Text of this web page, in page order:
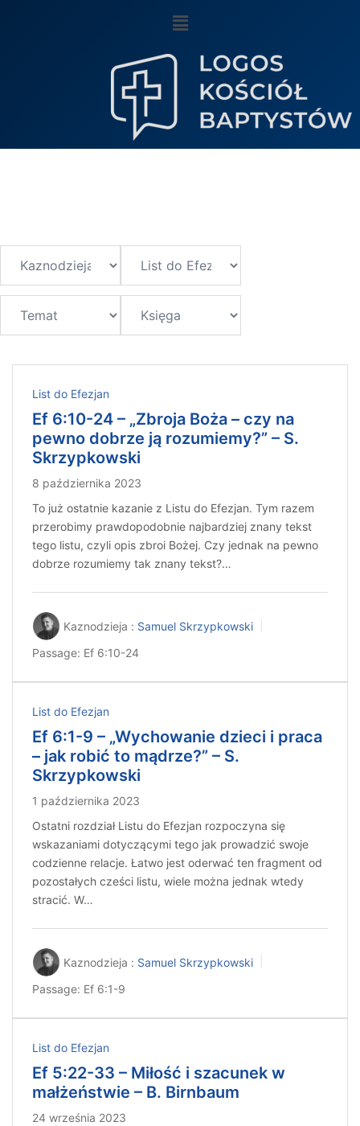
List do Efezjan
Ef 6:10-24 – „Zbroja Boża – czy na
pewno dobrze ją rozumiemy?” – S.
Skrzypkowski
8 października 2023
To już ostatnie kazanie z Listu do Efezjan. Tym razem
przerobimy prawdopodobnie najbardziej znany tekst
tego listu, czyli opis zbroi Bożej. Czy jednak na pewno
dobrze rozumiemy tak znany tekst?…
Kaznodzieja : Samuel Skrzypkowski
Passage: Ef 6:10-24
List do Efezjan
Ef 6:1-9 – „Wychowanie dzieci i praca
– jak robić to mądrze?” – S.
Skrzypkowski
1 października 2023
Ostatni rozdział Listu do Efezjan rozpoczyna się
wskazaniami dotyczącymi tego jak prowadzić swoje
codzienne relacje. Łatwo jest oderwać ten fragment od
pozostałych cześci listu, wiele można jednak wtedy
stracić. W…
Kaznodzieja : Samuel Skrzypkowski
Passage: Ef 6:1-9
List do Efezjan
Ef 5:22-33 – Miłość i szacunek w
małżeństwie – B. Birnbaum
24 września 2023